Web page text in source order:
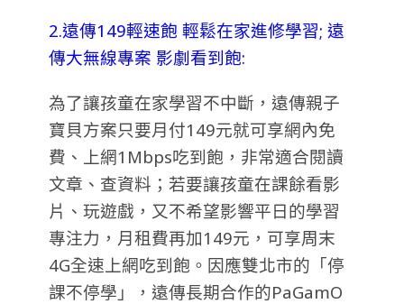
2.遠傳149輕速飽 輕鬆在家進修學習; 遠
傳大無線專案 影劇看到飽:
為了讓孩童在家學習不中斷，遠傳親子
寶貝方案只要月付149元就可享網內免
費、上網1Mbps吃到飽，非常適合閱讀
文章、查資料；若要讓孩童在課餘看影
片、玩遊戲，又不希望影響平日的學習
專注力，月租費再加149元，可享周末
4G全速上網吃到飽。因應雙北市的「停
課不停學」，遠傳長期合作的PaGamO